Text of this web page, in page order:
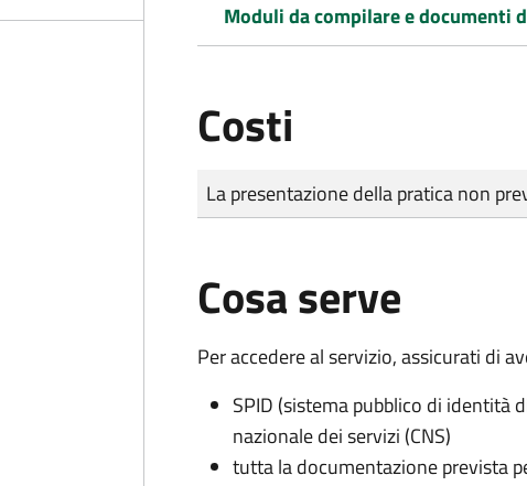
Moduli da compilare e documenti
Costi
Tipo di pagamento
Importo
La presentazione della pratica non
Cosa serve
Per accedere al servizio, assicurati di
SPID (sistema pubblico di identità
nazionale dei servizi (CNS)
tutta la documentazione prevista